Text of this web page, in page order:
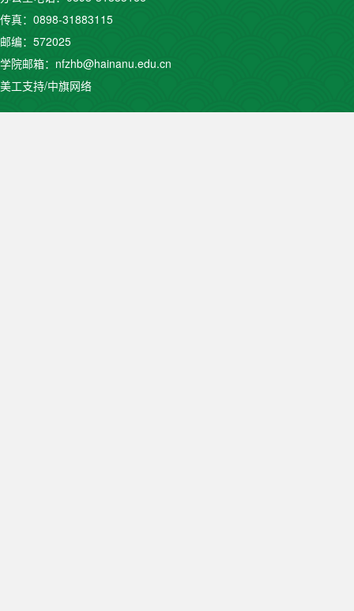
传真：0898-31883115
邮编：572025
学院邮箱：nfzhb@hainanu.edu.cn
美工支持/中旗网络